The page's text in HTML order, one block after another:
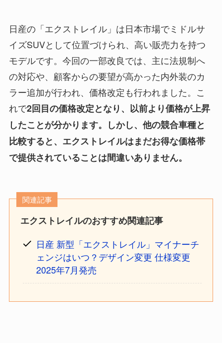
日産の「エクストレイル」は日本市場でミドルサ
イズSUVとして位置づけられ、高い販売力を持つ
モデルです。今回の一部改良では、主に法規制へ
の対応や、顧客からの要望が高かった内外装のカ
ラー追加が行われ、価格改定も行われました。こ
れで2回目の価格改定となり、以前より価格が上昇
したことが分かります。しかし、他の競合車種と
比較すると、エクストレイルはまだお得な価格帯
で提供されていることは間違いありません。
関連記事
エクストレイルのおすすめ関連記事
日産 新型「エクストレイル」マイナーチ
ェンジはいつ？デザイン変更 仕様変更
2025年7月発売